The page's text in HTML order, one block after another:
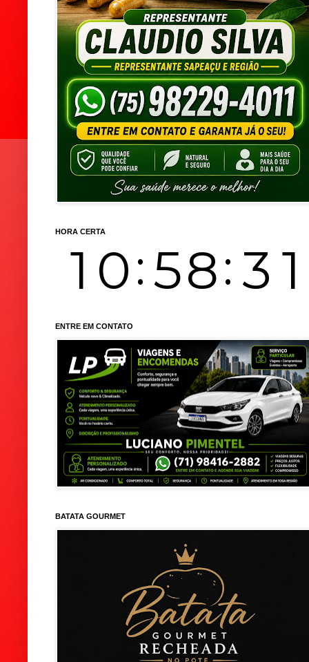
HORA CERTA
ENTRE EM CONTATO
BATATA GOURMET